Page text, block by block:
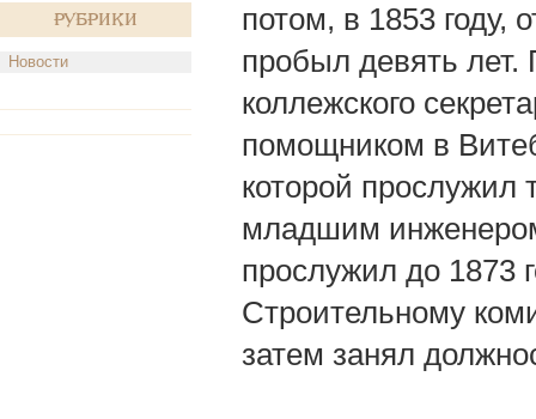
Рубрики
Новости
потом, в 1853 году,
пробыл девять лет.
коллежского
помощником в
которой прослужил
младшим
прослужил до 1873
Строительному
затем занял